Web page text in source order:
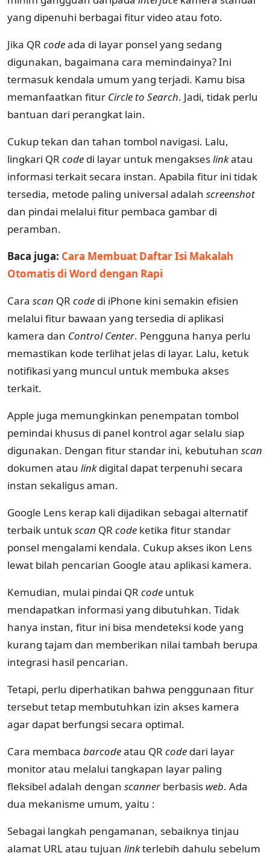
yang dipenuhi berbagai fitur video atau foto.
Jika QR codeada di layar ponsel yang sedang
digunakan, bagaimana cara memindainya? Ini
termasuk kendala umum yang terjadi. Kamu bisa
memanfaatkan fitur Circle to Search. Jadi, tidak perlu
bantuan dari perangkat lain.
Cukup tekan dan tahan tombol navigasi. Lalu,
lingkari QR code di layar untuk mengakseslinkatau
informasi terkait secara instan. Apabila fitur ini tidak
tersedia, metode paling universal adalah screenshot
dan pindai melalui fitur pembaca gambar di
peramban.
Baca juga: Cara Membuat Daftar Isi Makalah
Otomatis di Word dengan Rapi
Cara scan QR code di iPhone kini semakin efisien
melalui fitur bawaan yang tersedia di aplikasi
kamera dan Control Center. Pengguna hanya perlu
memastikan kode terlihat jelas di layar. Lalu, ketuk
notifikasi yang muncul untuk membuka akses
terkait.
Apple juga memungkinkan penempatan tombol
pemindai khusus di panel kontrol agar selalu siap
digunakan. Dengan fitur standar ini, kebutuhan scan
dokumen atau linkdigital dapat terpenuhi secara
instan sekaligus aman.
Google Lens kerap kali dijadikan sebagai alternatif
terbaik untukscan QR code ketika fitur standar
ponsel mengalami kendala. Cukup akses ikon Lens
lewat bilah pencarian Google atau aplikasi kamera.
Kemudian, mulai pindai QR code untuk
mendapatkan informasi yang dibutuhkan. Tidak
hanya instan, fitur ini bisa mendeteksi kode yang
kurang tajam dan memberikan nilai tambah berupa
integrasi hasil pencarian.
Tetapi, perlu diperhatikan bahwa penggunaan fitur
tersebut tetap membutuhkan izin akses kamera
agar dapat berfungsi secara optimal.
Cara membaca barcodeatau QR code dari layar
monitor atau melalui tangkapan layar paling
fleksibel adalah dengan scannerberbasis web. Ada
dua mekanisme umum, yaitu :
Sebagai langkah pengamanan, sebaiknya tinjau
alamat URL atau tujuan linkterlebih dahulu sebelum